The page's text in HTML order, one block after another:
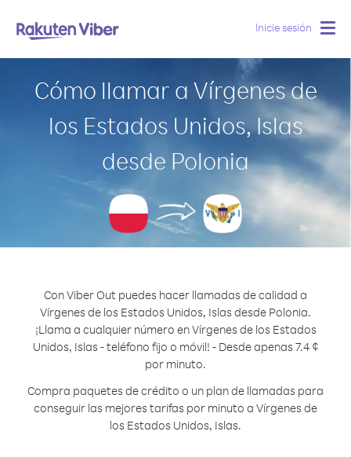
Inicie sesión
Cómo llamar a Vírgenes de
los Estados Unidos, Islas
desde Polonia
Con Viber Out puedes hacer llamadas de calidad a
Vírgenes de los Estados Unidos, Islas desde Polonia.
¡Llama a cualquier número en Vírgenes de los Estados
Unidos, Islas - teléfono fijo o móvil! - Desde apenas 7.4 ¢
por minuto.
Compra paquetes de crédito o un plan de llamadas para
conseguir las mejores tarifas por minuto a Vírgenes de
los Estados Unidos, Islas.